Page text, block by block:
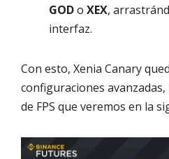
GODo XEX,
interfaz.
Con esto, Xenia Canary
configuraciones
de FPS que veremos en la